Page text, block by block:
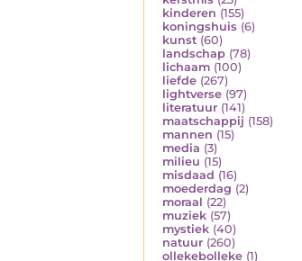
kinderen (155)
koningshuis (6)
kunst (60)
landschap (78)
lichaam (100)
liefde (267)
lightverse (97)
literatuur (141)
maatschappij (158)
mannen (15)
media (3)
milieu (15)
misdaad (16)
moederdag (2)
moraal (22)
muziek (57)
mystiek (40)
natuur (260)
ollekebolleke (1)